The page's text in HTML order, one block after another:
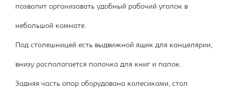
позволит организовать удобный рабочий уголок в
небольшой комнате.
Под столешницей есть выдвижной ящик для канцелярии,
внизу располагается полочка для книг и папок.
Задняя часть опор оборудована колесиками, стол